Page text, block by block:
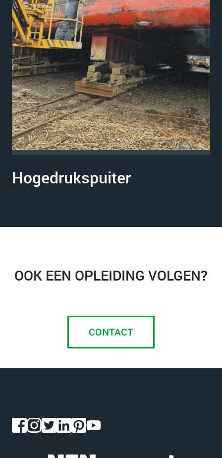
Hogedrukspuiter
OOK EEN OPLEIDING VOLGEN?
CONTACT